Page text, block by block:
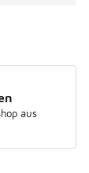
aus